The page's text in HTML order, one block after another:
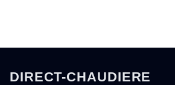
DIRECT-CHAUDIERE